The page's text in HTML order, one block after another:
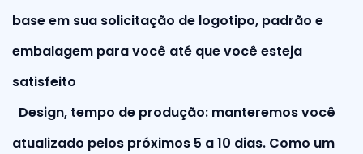
base em sua solicitação de logotipo, padrão e
embalagem para você até que você esteja
satisfeito
Design, tempo de produção: manteremos você
atualizado pelos próximos 5 a 10 dias. Como um